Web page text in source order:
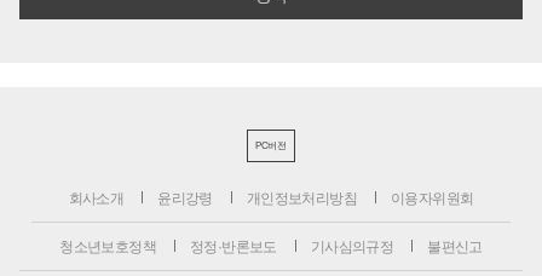
PC버전
회사소개 윤리강령 개인정보처리방침 이용자위원회
청소년보호정책 정정·반론보도 기사심의규정 불편신고